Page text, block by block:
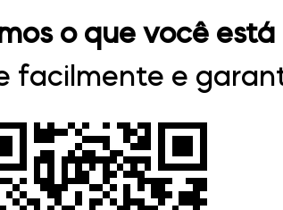
o que você
facilmente e